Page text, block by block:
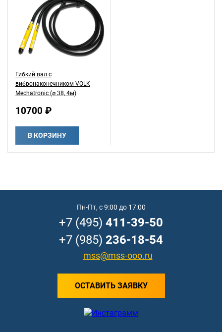
Гибкий вал с
вибронаконечником VOLK
Mechatronic (⌀ 38, 4м)
10700 ₽
В КОРЗИНУ
Пн-Пт, с 9:00 до 17:00
+7 (495) 411-39-50
+7 (985) 236-18-54
mss@mss-ooo.ru
ОСТАВИТЬ ЗАЯВКУ